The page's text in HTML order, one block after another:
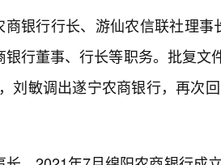
商银行行长、游仙农信联社理
行董事、行长等职务。批复
刘敏调出遂宁农商银行，再次